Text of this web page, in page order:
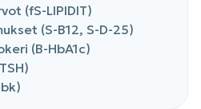
(fS-LIPIDIT)
(S-B12, S-D-25)
(B-HbA1c)